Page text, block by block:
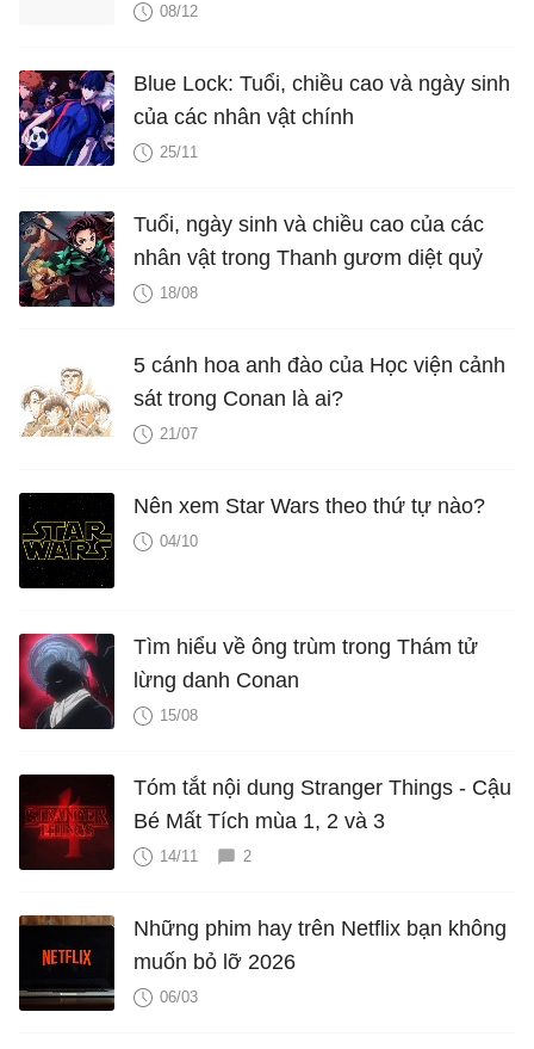
08/12
Blue Lock: Tuổi, chiều cao và ngày sinh
của các nhân vật chính
25/11
Tuổi, ngày sinh và chiều cao của các
nhân vật trong Thanh gươm diệt quỷ
18/08
5 cánh hoa anh đào của Học viện cảnh
sát trong Conan là ai?
21/07
Nên xem Star Wars theo thứ tự nào?
04/10
Tìm hiểu về ông trùm trong Thám tử
lừng danh Conan
15/08
Tóm tắt nội dung Stranger Things - Cậu
Bé Mất Tích mùa 1, 2 và 3
14/11 2
Những phim hay trên Netflix bạn không
muốn bỏ lỡ 2026
06/03